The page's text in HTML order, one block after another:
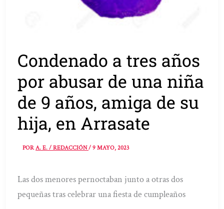
Condenado a tres años
por abusar de una niña
de 9 años, amiga de su
hija, en Arrasate
PORA. E. / REDACCIÓN/9 MAYO, 2023
Las dos menores pernoctaban junto a otras dos
pequeñas tras celebrar una fiesta de cumpleaños